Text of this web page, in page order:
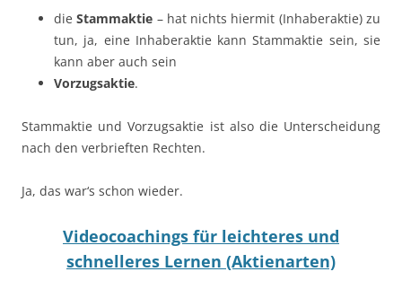
dieStammaktie – hat nichts hiermit (Inhaberaktie) zu
tun, ja, eine Inhaberaktie kann Stammaktie sein, sie
kann aber auch sein
Vorzugsaktie.
Stammaktie und Vorzugsaktie ist also die Unterscheidung
nach den verbrieften Rechten.
Ja, das war‘s schon wieder.
Videocoachings für leichteres und
schnelleres Lernen (Aktienarten)